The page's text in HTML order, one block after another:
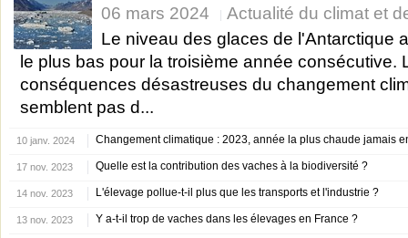
06 mars 2024
Actualité du climat et
Le niveau des glaces de l'Antarctique
le plus bas pour la troisième année consécutive.
conséquences désastreuses du changement
semblent pas d...
10 janv. 2024 Changement climatique : 2023, année la plus chaude jamais
17 nov. 2023 Quelle est la contribution des vaches à la biodiversité ?
14 nov. 2023 L'élevage pollue-t-il plus que les transports et l'industrie ?
13 nov. 2023 Y a-t-il trop de vaches dans les élevages en France ?